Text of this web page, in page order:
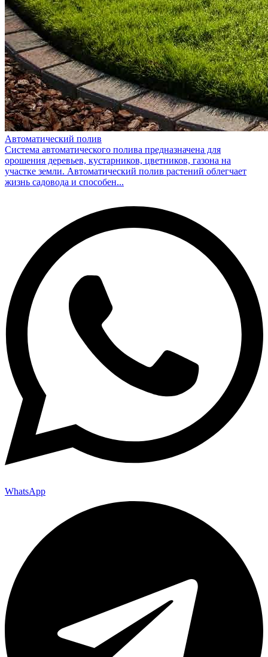
Автоматический полив
Система автоматического полива предназначена для
орошения деревьев, кустарников, цветников, газона на
участке земли. Автоматический полив растений облегчает
жизнь садовода и способен...
WhatsApp